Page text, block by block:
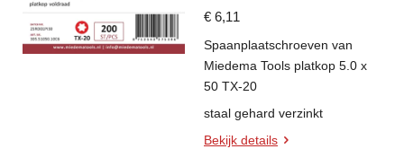
€ 6,11
Spaanplaatschroeven van
Miedema Tools platkop 5.0 x
50 TX-20
staal gehard verzinkt
Bekijk details